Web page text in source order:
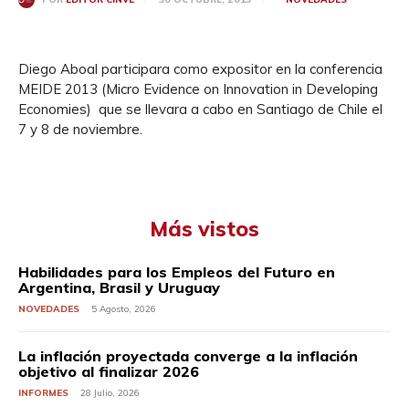
Diego Aboal participara como expositor en la conferencia
MEIDE 2013 (Micro Evidence on Innovation in Developing
Economies) que se llevara a cabo en Santiago de Chile el
7 y 8 de noviembre.
Más vistos
Habilidades para los Empleos del Futuro en
Argentina, Brasil y Uruguay
NOVEDADES 5 Agosto, 2026
La inflación proyectada converge a la inflación
objetivo al finalizar 2026
INFORMES 28 Julio, 2026